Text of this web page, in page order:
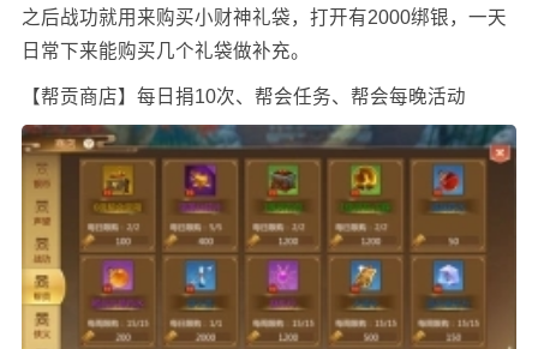
之后战功就用来购买小财神礼袋，打开有2000绑银，一天
日常下来能购买几个礼袋做补充。
【帮贡商店】每日捐10次、帮会任务、帮会每晚活动